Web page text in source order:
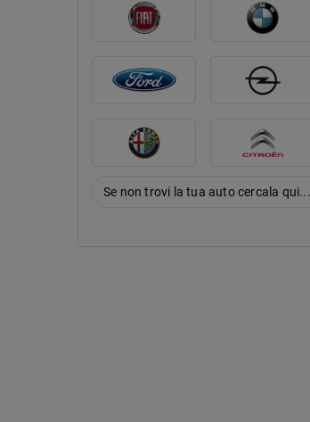
Se non trovi la tua auto cercala qui...